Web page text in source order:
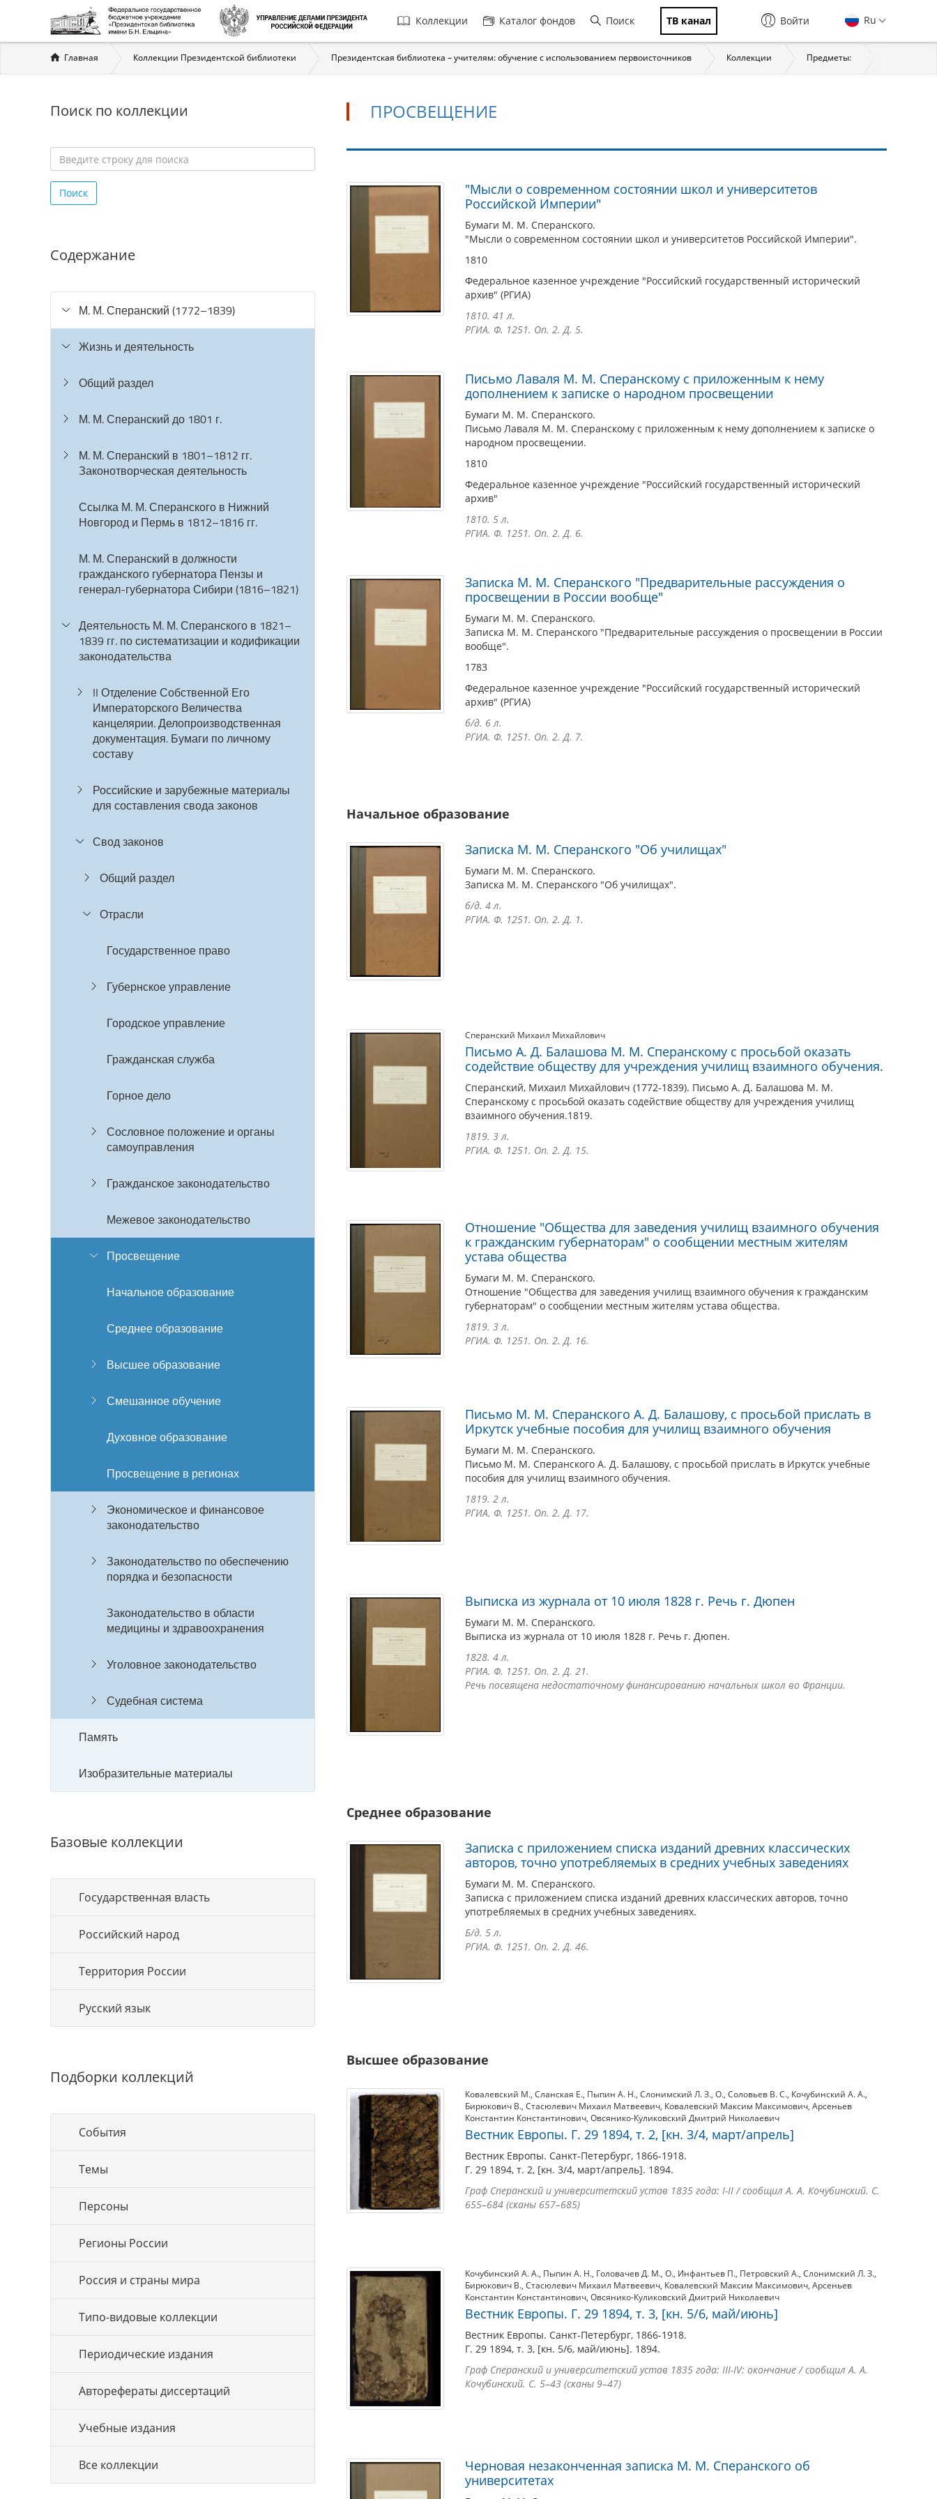
Главная
навигация
Коллекции Каталог фондов Поиск ТВ канал Ru
Войти
Вы
здесь
Главная Коллекции Президентской библиотеки Президентская библиотека – учителям: обучение с использованием первоисточников Коллекции Предметы:
Поиск по коллекции
строку
для
Поиск
Содержание
М. М. Сперанский (1772–1839)
Жизнь и деятельность
Общий раздел
М. М. Сперанский до 1801 г.
М. М. Сперанский в 1801–1812 гг.
Законотворческая деятельность
Ссылка М. М. Сперанского в Нижний
Новгород и Пермь в 1812–1816 гг.
М. М. Сперанский в должности
гражданского губернатора Пензы и
генерал-губернатора Сибири (1816–1821)
Деятельность М. М. Сперанского в 1821–
1839 гг. по систематизации и кодификации
законодательства
II Отделение Собственной Его
Императорского Величества
канцелярии. Делопроизводственная
документация. Бумаги по личному
составу
Российские и зарубежные материалы
для составления свода законов
Свод законов
Общий раздел
Отрасли
Государственное право
Губернское управление
Городское управление
Гражданская служба
Горное дело
Сословное положение и органы
самоуправления
Гражданское законодательство
Межевое законодательство
Просвещение
Начальное образование
Среднее образование
Высшее образование
Смешанное обучение
Духовное образование
Просвещение в регионах
Экономическое и финансовое
законодательство
Законодательство по обеспечению
порядка и безопасности
Законодательство в области
медицины и здравоохранения
Уголовное законодательство
Судебная система
Память
Изобразительные материалы
Базовые коллекции
Государственная власть
Российский народ
Территория России
Русский язык
Подборки коллекций
События
Темы
Персоны
Регионы России
Россия и страны мира
Типо-видовые коллекции
Периодические издания
Авторефераты диссертаций
Учебные издания
Все коллекции
ПРОСВЕЩЕНИЕ
Просвещение
"Мысли о современном состоянии школ и университетов
Российской Империи"
Бумаги М. М. Сперанского.
"Мысли о современном состоянии школ и университетов Российской Империи".
1810
Федеральное казенное учреждение "Российский государственный исторический
архив" (РГИА)
1810. 41 л.
РГИА. Ф. 1251. Оп. 2. Д. 5.
Письмо Лаваля М. М. Сперанскому с приложенным к нему
дополнением к записке о народном просвещении
Бумаги М. М. Сперанского.
Письмо Лаваля М. М. Сперанскому с приложенным к нему дополнением к записке о
народном просвещении.
1810
Федеральное казенное учреждение "Российский государственный исторический
архив"
1810. 5 л.
РГИА. Ф. 1251. Оп. 2. Д. 6.
Записка М. М. Сперанского "Предварительные рассуждения о
просвещении в России вообще"
Бумаги М. М. Сперанского.
Записка М. М. Сперанского "Предварительные рассуждения о просвещении в России
вообще".
1783
Федеральное казенное учреждение "Российский государственный исторический
архив" (РГИА)
б/д. 6 л.
РГИА. Ф. 1251. Оп. 2. Д. 7.
Начальное образование
Записка М. М. Сперанского "Об училищах"
Бумаги М. М. Сперанского.
Записка М. М. Сперанского "Об училищах".
б/д. 4 л.
РГИА. Ф. 1251. Оп. 2. Д. 1.
Сперанский Михаил Михайлович
Письмо А. Д. Балашова М. М. Сперанскому с просьбой оказать
содействие обществу для учреждения училищ взаимного обучения.
Сперанский, Михаил Михайлович (1772-1839). Письмо А. Д. Балашова М. М.
Сперанскому с просьбой оказать содействие обществу для учреждения училищ
взаимного обучения.1819.
1819. 3 л.
РГИА. Ф. 1251. Оп. 2. Д. 15.
Отношение "Общества для заведения училищ взаимного обучения
к гражданским губернаторам" о сообщении местным жителям
устава общества
Бумаги М. М. Сперанского.
Отношение "Общества для заведения училищ взаимного обучения к гражданским
губернаторам" о сообщении местным жителям устава общества.
1819. 3 л.
РГИА. Ф. 1251. Оп. 2. Д. 16.
Письмо М. М. Сперанского А. Д. Балашову, с просьбой прислать в
Иркутск учебные пособия для училищ взаимного обучения
Бумаги М. М. Сперанского.
Письмо М. М. Сперанского А. Д. Балашову, с просьбой прислать в Иркутск учебные
пособия для училищ взаимного обучения.
1819. 2 л.
РГИА. Ф. 1251. Оп. 2. Д. 17.
Выписка из журнала от 10 июля 1828 г. Речь г. Дюпен
Бумаги М. М. Сперанского.
Выписка из журнала от 10 июля 1828 г. Речь г. Дюпен.
1828. 4 л.
РГИА. Ф. 1251. Оп. 2. Д. 21.
Речь посвящена недостаточному финансированию начальных школ во Франции.
Среднее образование
Записка с приложением списка изданий древних классических
авторов, точно употребляемых в средних учебных заведениях
Бумаги М. М. Сперанского.
Записка с приложением списка изданий древних классических авторов, точно
употребляемых в средних учебных заведениях.
Б/д. 5 л.
РГИА. Ф. 1251. Оп. 2. Д. 46.
Высшее образование
Ковалевский М., Сланская Е., Пыпин А. Н., Слонимский Л. З., О., Соловьев В. С., Кочубинский А. А.,
Бирюкович В., Стасюлевич Михаил Матвеевич, Ковалевский Максим Максимович, Арсеньев
Константин Константинович, Овсянико-Куликовский Дмитрий Николаевич
Вестник Европы. Г. 29 1894, т. 2, [кн. 3/4, март/апрель]
Вестник Европы. Санкт-Петербург, 1866-1918.
Г. 29 1894, т. 2, [кн. 3/4, март/апрель]. 1894.
Граф Сперанский и университетский устав 1835 года: I-II / сообщил А. А. Кочубинский. С.
655–684 (сканы 657–685)
Кочубинский А. А., Пыпин А. Н., Головачев Д. М., О., Инфантьев П., Петровский А., Слонимский Л. З.,
Бирюкович В., Стасюлевич Михаил Матвеевич, Ковалевский Максим Максимович, Арсеньев
Константин Константинович, Овсянико-Куликовский Дмитрий Николаевич
Вестник Европы. Г. 29 1894, т. 3, [кн. 5/6, май/июнь]
Вестник Европы. Санкт-Петербург, 1866-1918.
Г. 29 1894, т. 3, [кн. 5/6, май/июнь]. 1894.
Граф Сперанский и университетский устав 1835 года: III-IV: окончание / сообщил А. А.
Кочубинский. С. 5–43 (сканы 9–47)
Черновая незаконченная записка М. М. Сперанского об
университетах